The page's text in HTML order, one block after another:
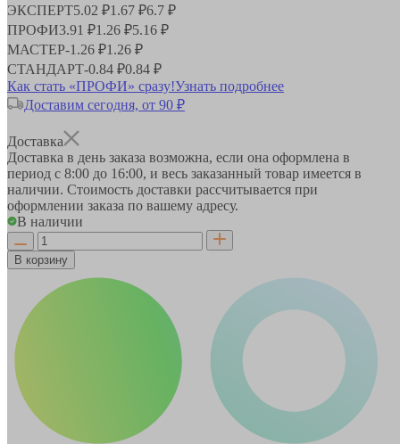
ЭКСПЕРТ5.02 ₽1.67 ₽6.7 ₽
ПРОФИ3.91 ₽1.26 ₽5.16 ₽
МАСТЕР-1.26 ₽1.26 ₽
СТАНДАРТ-0.84 ₽0.84 ₽
Как стать «ПРОФИ» сразу!Узнать подробнее
Доставим сегодня, от 90 ₽
Доставка
Доставка в день заказа возможна, если она оформлена в
период с 8:00 до 16:00, и весь заказанный товар имеется в
наличии. Стоимость доставки рассчитывается при
оформлении заказа по вашему адресу.
В наличии
В корзину